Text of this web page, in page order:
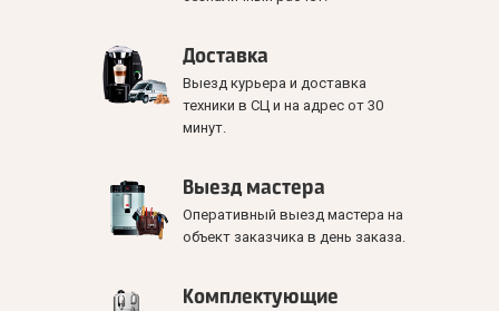
Доставка
Выезд курьера и доставка
техники в СЦ и на адрес от 30
минут.
Выезд мастера
Оперативный выезд мастера на
объект заказчика в день заказа.
Комплектующие